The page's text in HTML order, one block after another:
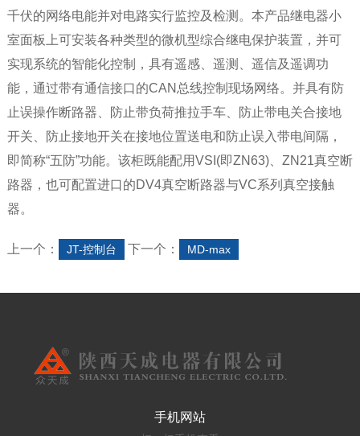
千伏的网络电能并对电路实行监控及检测。本产品继电器小
室面板上可安装各种类型的微机型综合继电保护装置，并可
实现系统的智能化控制，具有遥感、遥测、遥信及遥调功
能，通过带有通信接口的CAN总线控制现场网络。并具有防
止误操作断路器、防止带负荷推拉手车、防止带电关合接地
开关、防止接地开关在接地位置送电和防止误入带电间隔，
即简称“五防”功能。该柜既能配用VSI(即ZN63)、ZN21真空断
路器，也可配置进口的DV4真空断路器与VC系列真空接触
器。
上一个： JT-控制台 下一个： MD-max
手机网站